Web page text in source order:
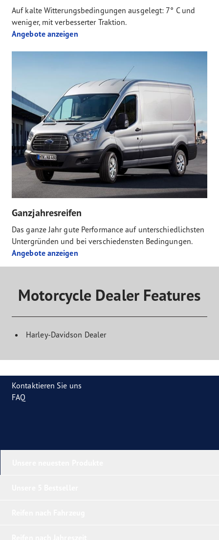
Auf kalte Witterungsbedingungen ausgelegt: 7° C und
weniger, mit verbesserter Traktion.
Angebote anzeigen
Ganzjahresreifen
Das ganze Jahr gute Performance auf unterschiedlichsten
Untergründen und bei verschiedensten Bedingungen.
Angebote anzeigen
Motorcycle Dealer Features
Harley-Davidson Dealer
Kontaktieren Sie uns
FAQ